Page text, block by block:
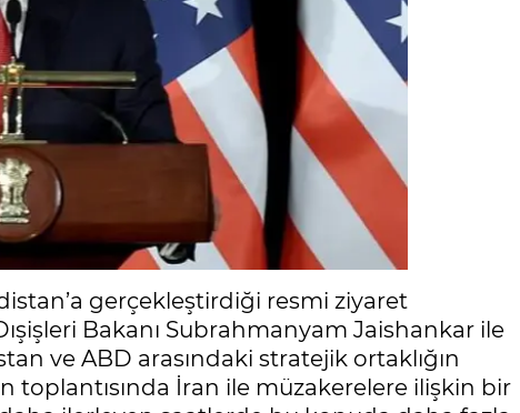
gerçekleştirdiği resmi ziyaret
Bakanı Subrahmanyam Jaishankar ile
ve ABD arasındaki stratejik ortaklığın
toplantısında İran ile müzakerelere ilişkin bir